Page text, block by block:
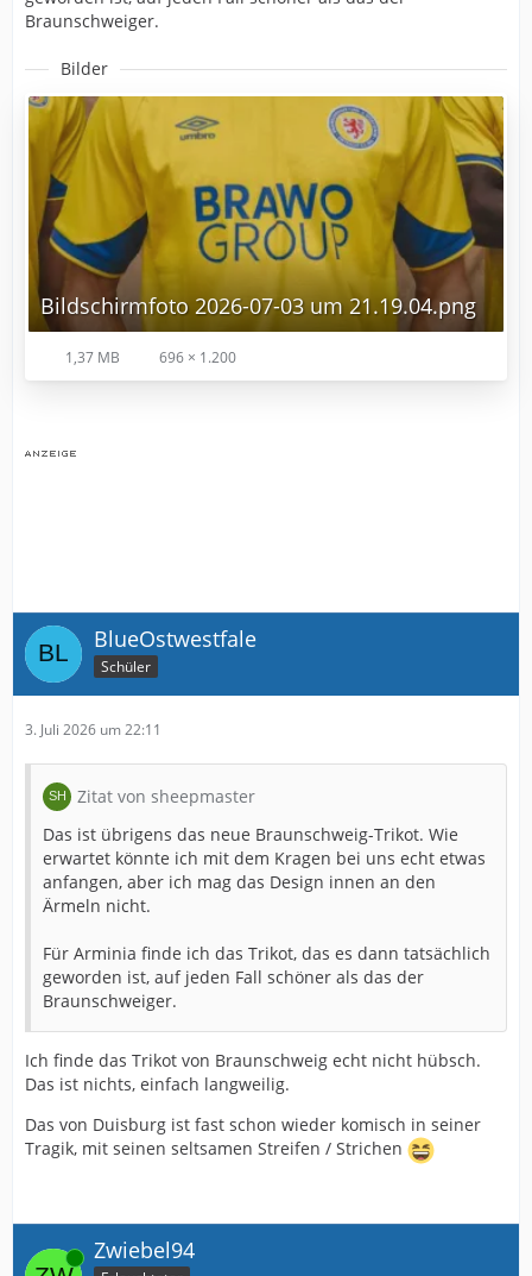
Braunschweiger.
Bilder
Bildschirmfoto 2026-07-03 um 21.19.04.png
1,37 MB 696 × 1.200
BlueOstwestfale
Schüler
3. Juli 2026 um 22:11
Zitat von sheepmaster
Das ist übrigens das neue Braunschweig-Trikot. Wie
erwartet könnte ich mit dem Kragen bei uns echt etwas
anfangen, aber ich mag das Design innen an den
Ärmeln nicht.
Für Arminia finde ich das Trikot, das es dann tatsächlich
geworden ist, auf jeden Fall schöner als das der
Braunschweiger.
Ich finde das Trikot von Braunschweig echt nicht hübsch.
Das ist nichts, einfach langweilig.
Das von Duisburg ist fast schon wieder komisch in seiner
Tragik, mit seinen seltsamen Streifen / Strichen
Online Zwiebel94